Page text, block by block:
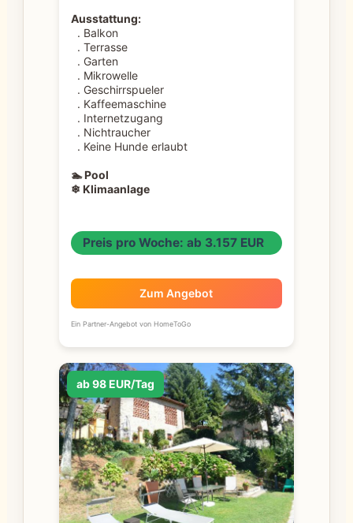
Ausstattung:
. Balkon
. Terrasse
. Garten
. Mikrowelle
. Geschirrspueler
. Kaffeemaschine
. Internetzugang
. Nichtraucher
. Keine Hunde erlaubt
🏊 Pool
❄ Klimaanlage
Preis pro Woche: ab 3.157 EUR
Zum Angebot
Ein Partner-Angebot von HomeToGo
ab 98 EUR/Tag